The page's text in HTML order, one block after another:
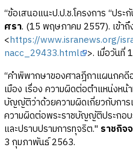
“ข้อเสนอแนะป.ป.ช.โครงการ “ประ
ศรา. (15 พฤษภาคม 2557). เข้าถึ
<https://www.isranews.org/
nacc_29433.html >. เมื่อวันที่
“คำพิพากษาของศาลฎีกาแผนกคดี
เมือง เรื่อง ความผิดต่อตำแหน่งหน้
บัญญัติว่าด้วยความผิดเกี่ยวกับการ
ความผิดต่อพระราชบัญญัติประกอ
และปราบปรามการทุจริต." ราชกิจ
3 กุมภาพันธ์ 2563.